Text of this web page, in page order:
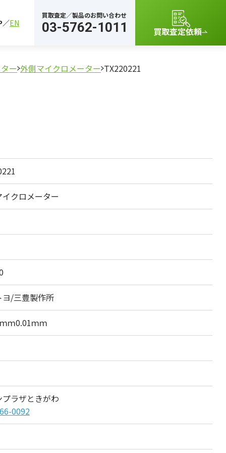
EN
買取査定／製品のお問い合わせ
03-5762-1011 買取査定依頼
ー 外側マイクロメーター TX220221
クロメーター
ヨ/三豊製作所
ｍ0.01ｍｍ
ラザときがわ
0092